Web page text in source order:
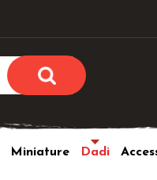
Per completare l'ordine
utente e la password e
Miniature Dadi